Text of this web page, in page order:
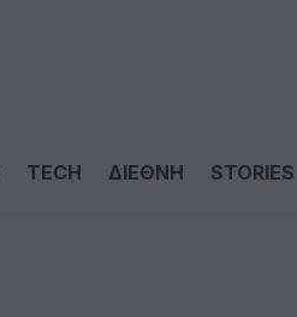
TECH ΔΙΕΘΝΗ STORIES